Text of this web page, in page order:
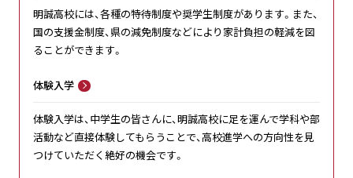
明誠高校には、各種の特待制度や奨学生制度があります。また、
国の支援金制度、県の減免制度などにより家計負担の軽減を図
ることができます。
体験入学
体験入学は、中学生の皆さんに、明誠高校に足を運んで学科や部
活動など直接体験してもらうことで、高校進学への方向性を見
つけていただく絶好の機会です。